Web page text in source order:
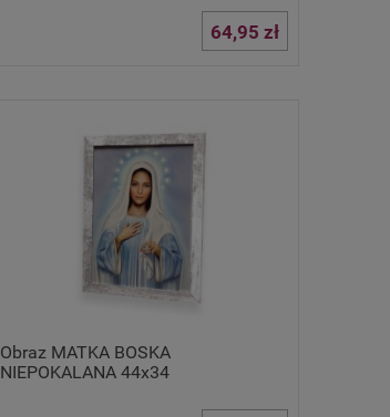
64,95 zł
Obraz MATKA BOSKA
NIEPOKALANA 44x34